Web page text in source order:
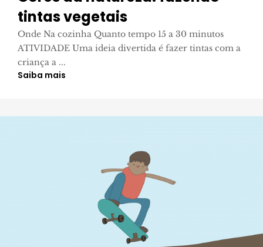
tintas vegetais
Onde Na cozinha Quanto tempo 15 a 30 minutos
ATIVIDADE Uma ideia divertida é fazer tintas com a
criança a ...
Saiba mais